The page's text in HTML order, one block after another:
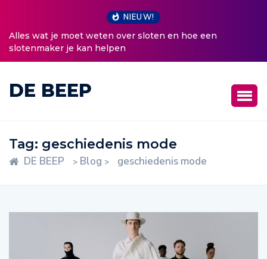
NIEUW!
Alles wat je moet weten over sloten en hoe een
slotenmaker je kan helpen
DE BEEP
Tag: geschiedenis mode
DE BEEP > Blog > geschiedenis mode